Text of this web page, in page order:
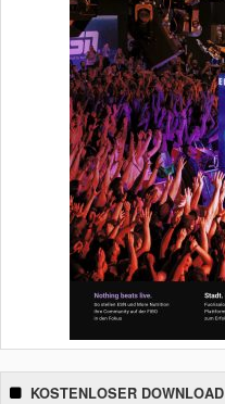
KOSTENLOSER DOWNLOAD